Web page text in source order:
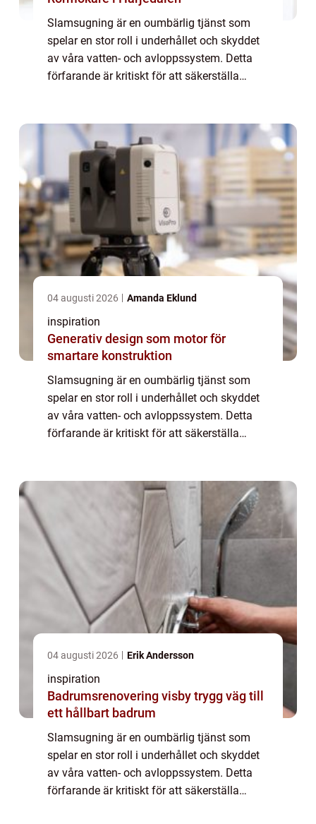
Slamsugning är en oumbärlig tjänst som
spelar en stor roll i underhållet och skyddet
av våra vatten- och avloppssystem. Detta
förfarande är kritiskt för att säkerställa
04 augusti 2026 Amanda Eklund
inspiration
Generativ design som motor för
smartare konstruktion
Slamsugning är en oumbärlig tjänst som
spelar en stor roll i underhållet och skyddet
av våra vatten- och avloppssystem. Detta
förfarande är kritiskt för att säkerställa
04 augusti 2026 Erik Andersson
inspiration
Badrumsrenovering visby trygg väg till
ett hållbart badrum
Slamsugning är en oumbärlig tjänst som
spelar en stor roll i underhållet och skyddet
av våra vatten- och avloppssystem. Detta
förfarande är kritiskt för att säkerställa